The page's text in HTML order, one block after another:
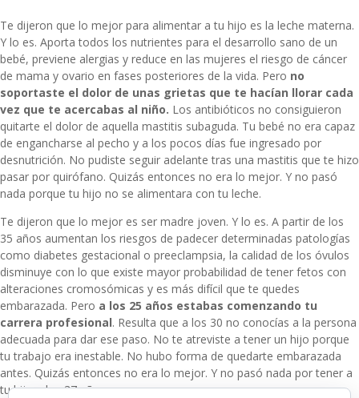
Te dijeron que lo mejor para alimentar a tu hijo es la leche materna.
Y lo es. Aporta todos los nutrientes para el desarrollo sano de un
bebé, previene alergias y reduce en las mujeres el riesgo de cáncer
de mama y ovario en fases posteriores de la vida. Pero no
soportaste el dolor de unas grietas que te hacían llorar cada
vez que te acercabas al niño. Los antibióticos no consiguieron
quitarte el dolor de aquella mastitis subaguda. Tu bebé no era capaz
de engancharse al pecho y a los pocos días fue ingresado por
desnutrición. No pudiste seguir adelante tras una mastitis que te hizo
pasar por quirófano. Quizás entonces no era lo mejor. Y no pasó
nada porque tu hijo no se alimentara con tu leche.
Te dijeron que lo mejor es ser madre joven. Y lo es. A partir de los
35 años aumentan los riesgos de padecer determinadas patologías
como diabetes gestacional o preeclampsia, la calidad de los óvulos
disminuye con lo que existe mayor probabilidad de tener fetos con
alteraciones cromosómicas y es más difícil que te quedes
embarazada. Pero a los 25 años estabas comenzando tu
carrera profesional. Resulta que a los 30 no conocías a la persona
adecuada para dar ese paso. No te atreviste a tener un hijo porque
tu trabajo era inestable. No hubo forma de quedarte embarazada
antes. Quizás entonces no era lo mejor. Y no pasó nada por tener a
tu hijo a los 37 años.